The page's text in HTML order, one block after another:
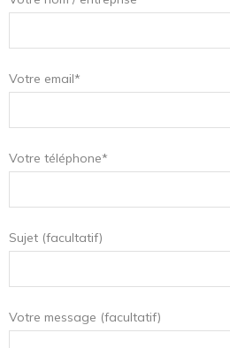
Votre email*
Votre téléphone*
Sujet (facultatif)
Votre message (facultatif)